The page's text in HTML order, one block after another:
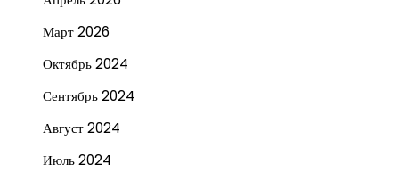
Март 2026
Октябрь 2024
Сентябрь 2024
Август 2024
Июль 2024